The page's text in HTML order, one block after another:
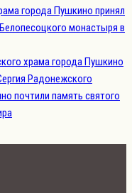
города Пушкино принял
монастыря в
храма города Пушкино
Радонежского
почтили память святого